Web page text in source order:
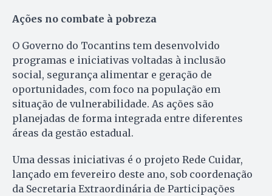
Ações no combate à pobreza
O Governo do Tocantins tem desenvolvido
programas e iniciativas voltadas à inclusão
social, segurança alimentar e geração de
oportunidades, com foco na população em
situação de vulnerabilidade. As ações são
planejadas de forma integrada entre diferentes
áreas da gestão estadual.
Uma dessas iniciativas é o projeto Rede Cuidar,
lançado em fevereiro deste ano, sob coordenação
da Secretaria Extraordinária de Participações